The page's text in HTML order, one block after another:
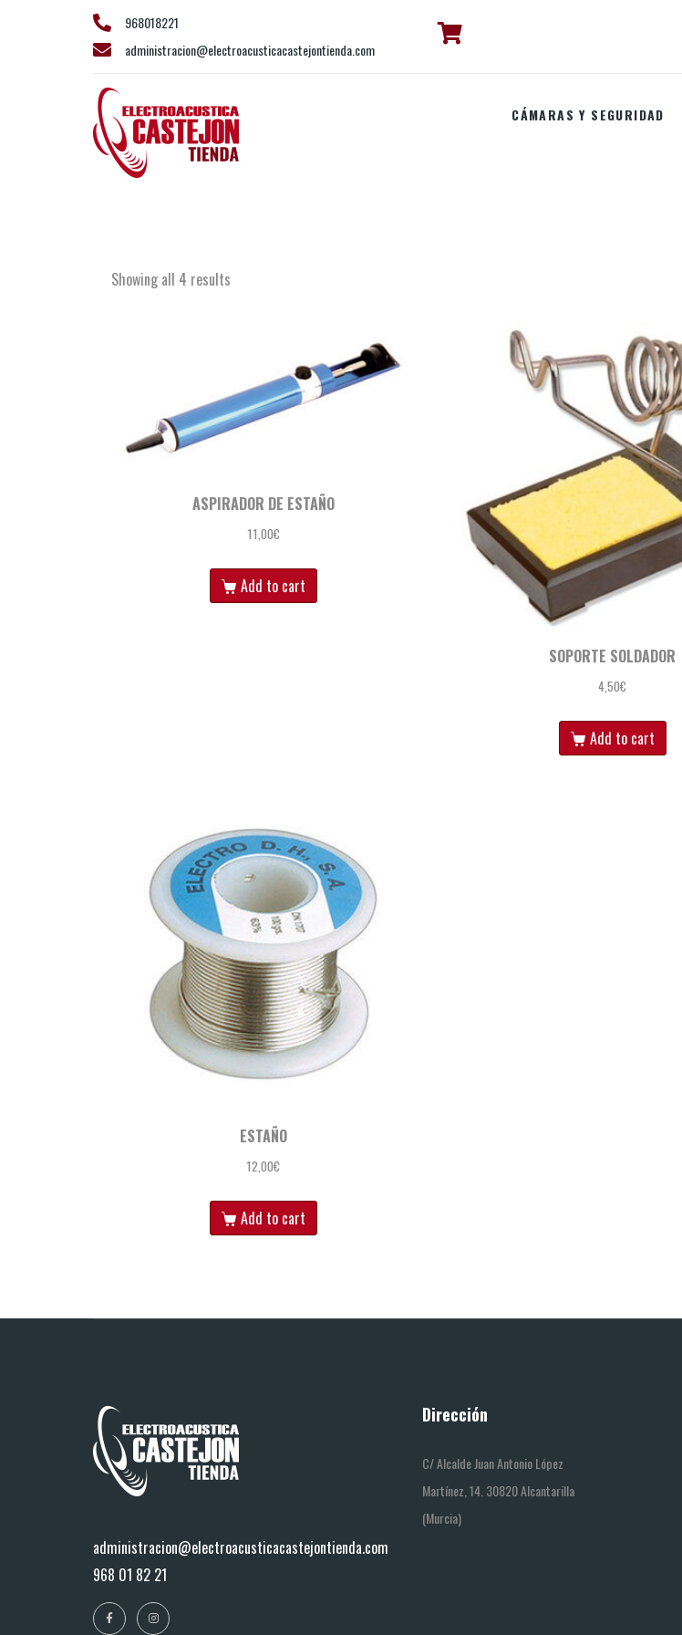
968018221
administracion@electroacusticacastejontienda.com
CÁMARAS Y SEGURIDAD
Showing all 4 results
ASPIRADOR DE ESTAÑO
11,00€
Add to cart
SOPORTE SOLDADOR
4,50€
Add to cart
ESTAÑO
12,00€
Add to cart
administracion@electroacusticacastejontienda.com
968 01 82 21
Dirección
C/ Alcalde Juan Antonio López
Martínez, 14. 30820 Alcantarilla
(Murcia)